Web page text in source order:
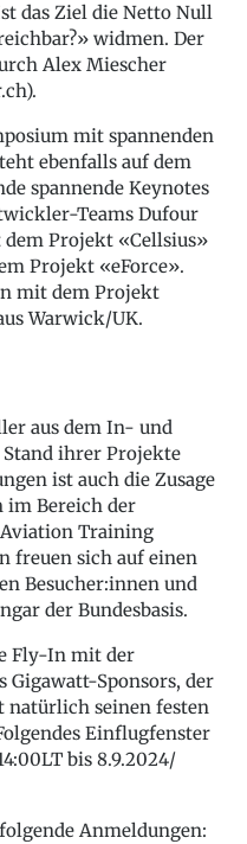
das Ziel die Netto Null
widmen. Der
Alex Miescher
mit spannenden
ebenfalls auf dem
spannende Keynotes
Teams Dufour
Projekt «Cellsius»
Projekt «eForce».
mit dem Projekt
Warwick/UK.
aus dem In- und
ihrer Projekte
ist auch die Zusage
im Bereich der
Training
freuen sich auf einen
Besucher:innen und
der Bundesbasis.
Fly-In mit der
Gigawatt-Sponsors, der
natürlich seinen festen
Einflugfenster
bis 8.9.2024/
Anmeldungen: